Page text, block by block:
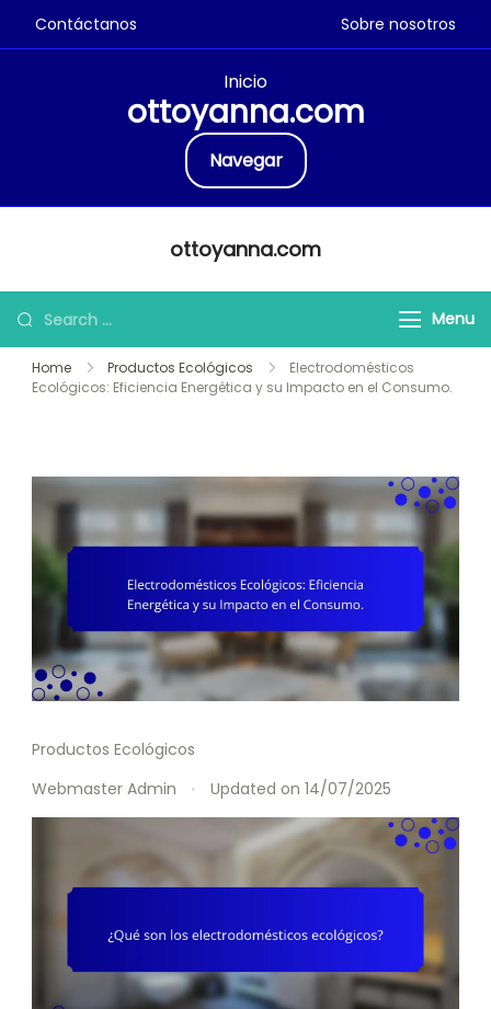
Contáctanos Sobre nosotros
Inicio
ottoyanna.com
Navegar
ottoyanna.com
Search
for:
Menu
Home Productos Ecológicos
Electrodomésticos
Ecológicos: Eficiencia Energética y su Impacto en el Consumo.
Productos Ecológicos
Webmaster Admin
Updated on 14/07/2025